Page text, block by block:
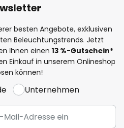
besten Angebote, exklusiven
Beleuchtungstrends. Jetzt
Ihnen einen 13 %-Gutschein*
Einkauf in unserem Onlineshop
können!
Unternehmen